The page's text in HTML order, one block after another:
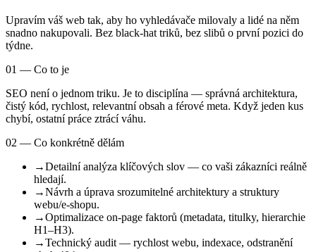
Upravím váš web tak, aby ho vyhledávače milovaly a lidé na něm
snadno nakupovali. Bez black-hat triků, bez slibů o první pozici do
týdne.
01 — Co to je
SEO není o jednom triku. Je to disciplína — správná architektura,
čistý kód, rychlost, relevantní obsah a férové meta. Když jeden kus
chybí, ostatní práce ztrácí váhu.
02 — Co konkrétně dělám
→Detailní analýza klíčových slov — co vaši zákazníci reálně
hledají.
→Návrh a úprava srozumitelné architektury a struktury
webu/e-shopu.
→Optimalizace on-page faktorů (metadata, titulky, hierarchie
H1–H3).
→Technický audit — rychlost webu, indexace, odstranění